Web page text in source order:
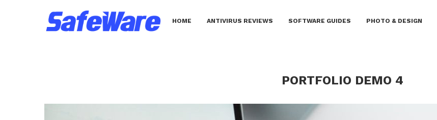
HOME ANTIVIRUS REVIEWS SOFTWARE GUIDES PHOTO & DESIGN
PORTFOLIO DEMO 4